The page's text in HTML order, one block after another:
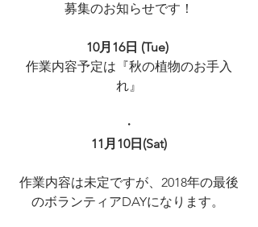
募集のお知らせです！
10月16日 (Tue)
作業内容予定は『秋の植物のお手入
れ』
・
11月10日(Sat)
作業内容は未定ですが、2018年の最後
のボランティアDAYになります。